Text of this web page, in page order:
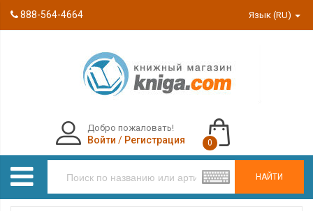
888-564-4664 Язык (RU)
НАЙТИ
Добро пожаловать!
Войти / Регистрация 0